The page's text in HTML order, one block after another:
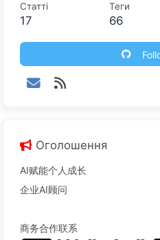
Статті
17
Теги
66
Оголошення
AI赋能个人成长
企业AI顾问
商务合作联系